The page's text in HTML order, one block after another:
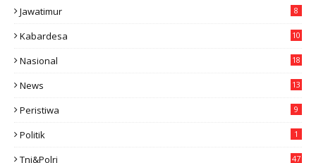
Jawatimur 8
Kabardesa
10
Nasional
18
News
13
Peristiwa 9
Politik 1
Tni&polri 47